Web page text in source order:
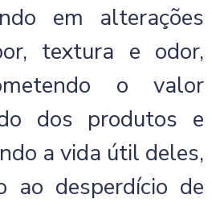
em alterações
textura e odor,
o valor
dos produtos e
a vida útil deles,
ao desperdício de